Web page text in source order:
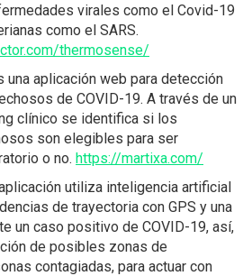
virales como el Covid-19
como el SARS.
thermosense/
una aplicación web para detección
de COVID-19. A través de un
clínico se identifica si los
son elegibles para ser
o no. https://martixa.com/
utiliza inteligencia artificial
de trayectoria con GPS y una
un caso positivo de COVID-19, así,
de posibles zonas de
contagiadas, para actuar con